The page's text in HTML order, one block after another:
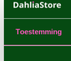
Toestemming